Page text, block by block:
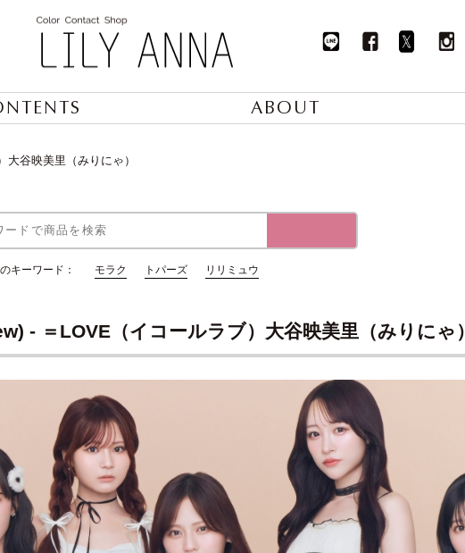
ABOUT
谷映美里（みりにゃ）
キーワード： モラク トパーズ リリミュウ
- ＝LOVE（イコールラブ）大谷映美里（みりにゃ）